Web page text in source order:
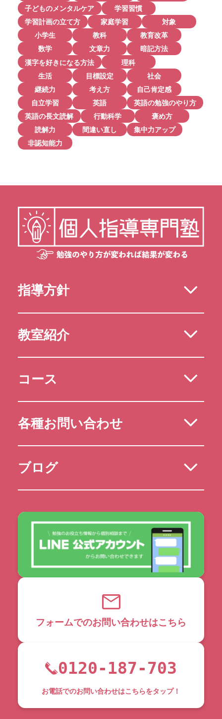
子どものメンタルケア
学習習慣
学習計画の立て方
家庭学習
対象
小学生
教科
教育改革
数学
文章力
暗記方法
漢字を好きになる方法
理科
生活
目標設定
社会
継続力
考え方
自己肯定感
自立学習
英語
英語の勉強のやり方
英語の長文読解
行動科学
褒め方
読解力
間違い直し
集中力アップ
非認知能力
指導方針
教室紹介
コース
各種お問い合わせ
ブログ
フォームでのお問い合わせはこちら
0120-187-703
お電話でのお問い合わせはこちらをタップ！